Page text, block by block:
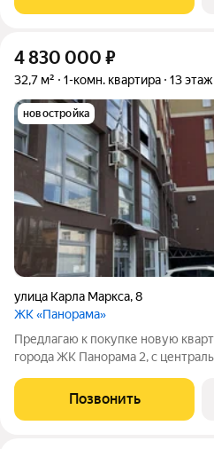
комнаты изолированы, что
4 830 000 ₽
32,7 м² 1-комн. квартира 13 этаж
новостройка
улица Карла Маркса,8
ЖК «Панорама»
Предлагаю к покупке новую
города ЖК Панорама 2, с
окон. Более 5 лет в
продажа.Общая площадь квартиры
Позвонить